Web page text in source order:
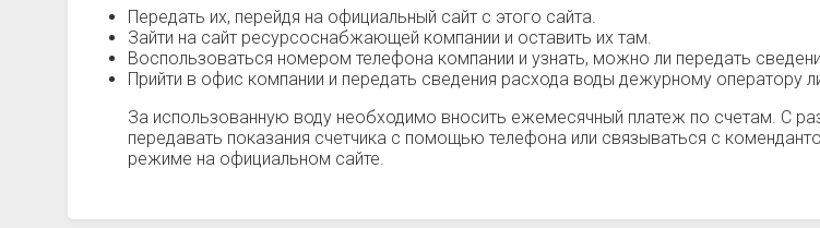
Передать их, перейдя на официальный сайт с этого сайта.
Зайти на сайт ресурсоснабжающей компании и оставить их там.
Воспользоваться номером телефона компании и узнать, можно ли передать
Прийти в офис компании и передать сведения расхода воды дежурному оператору
За использованную воду необходимо вносить ежемесячный платеж по счетам. С
передавать показания счетчика с помощью телефона или связываться с
режиме на официальном сайте.